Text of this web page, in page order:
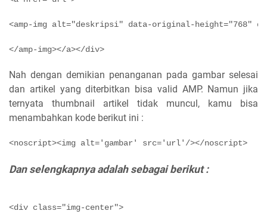
<amp-img alt="deskripsi" data-original-height="768"
Nah dengan demikian penanganan pada gambar selesai
dan artikel yang diterbitkan bisa valid AMP. Namun jika
ternyata thumbnail artikel tidak muncul, kamu bisa
menambahkan kode berikut ini :
<noscript><img alt='gambar' src='url'/></noscript>
Dan selengkapnya adalah sebagai berikut :
<div class="img-center">